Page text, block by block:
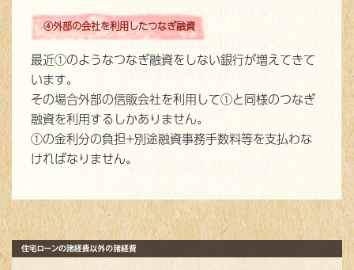
④外部の会社を利用したつなぎ融資
最近①のようなつなぎ融資をしない銀行が増えてきて
います。
その場合外部の信販会社を利用して①と同様のつなぎ
融資を利用するしかありません。
①の金利分の負担+別途融資事務手数料等を支払わな
ければなりません。